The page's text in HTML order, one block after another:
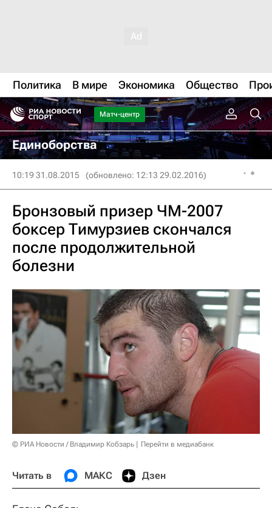
Политика В мире Экономика Общество
Матч-центр
Единоборства
10:19 31.08.2015 (обновлено: 12:13 29.02.2016)
Бронзовый призер ЧМ-2007
боксер Тимурзиев скончался
после продолжительной
болезни
© РИА Новости / Владимир Кобзарь Перейти в медиабанк
Читать в МАКС Дзен